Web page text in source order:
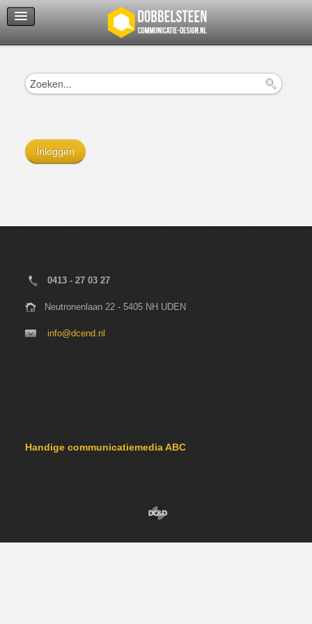
Inloggen
0413 - 27 03 27
Neutronenlaan 22 - 5405 NH UDEN
info@dcend.nl
Handige communicatiemedia ABC